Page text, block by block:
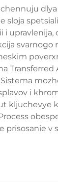
sloja
i upravlenija,
svarnogo
Transferred
i
kljuchevye
v